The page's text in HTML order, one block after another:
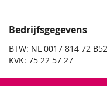
Bedrijfsgegevens
BTW: NL 0017 814 72 B52
KVK: 75 22 57 27